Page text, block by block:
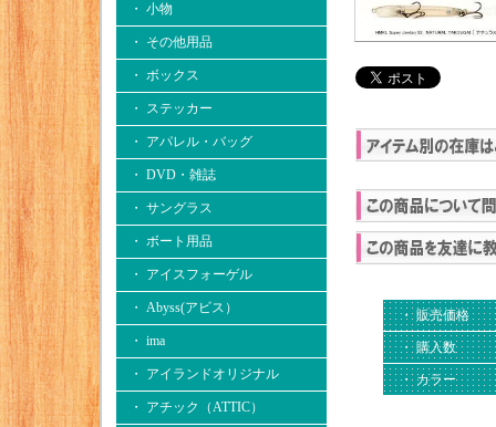
・ 小物
・ その他用品
・ ボックス
・ ステッカー
・ アパレル・バッグ
・ DVD・雑誌
・ サングラス
・ ボート用品
・ アイスフォーゲル
・ Abyss(アビス）
・ ima
・ アイランドオリジナル
・ アチック（ATTIC）
・ 販売価格
・ 購入数
・ カラー